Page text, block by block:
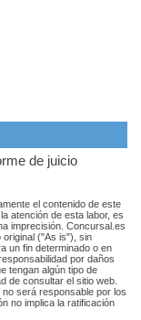
de juicio
el contenido de este
atención de esta labor, es
imprecisión. Concursal.es
original ("As is"), sin
un fin determinado o en
por daños
tengan algún tipo de
de consultar el sitio web.
será responsable por los
no implica la ratificación